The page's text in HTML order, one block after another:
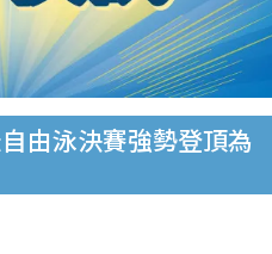
由泳決賽強勢登頂為